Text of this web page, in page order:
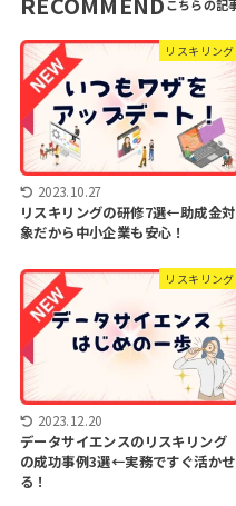
リスキリング
2023.10.27
リスキリングの研修7選←助成金対
象だから中小企業も安心！
リスキリング
2023.12.20
データサイエンスのリスキリング
の成功事例3選←実務ですぐ活かせ
る！